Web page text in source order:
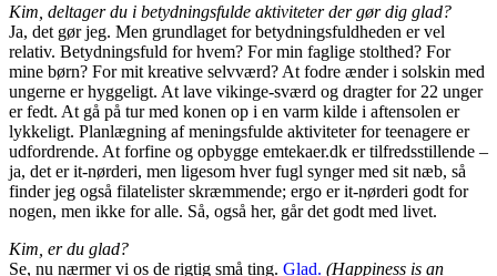
Kim, deltager du i betydningsfulde aktiviteter der gør dig glad?
Ja, det gør jeg. Men grundlaget for betydningsfuldheden er vel
relativ. Betydningsfuld for hvem? For min faglige stolthed? For
mine børn? For mit kreative selvværd? At fodre ænder i solskin med
ungerne er hyggeligt. At lave vikinge-sværd og dragter for 22 unger
er fedt. At gå på tur med konen op i en varm kilde i aftensolen er
lykkeligt. Planlægning af meningsfulde aktiviteter for teenagere er
udfordrende. At forfine og opbygge emtekaer.dk er tilfredsstillende –
ja, det er it-nørderi, men ligesom hver fugl synger med sit næb, så
finder jeg også filatelister skræmmende; ergo er it-nørderi godt for
nogen, men ikke for alle. Så, også her, går det godt med livet.
Kim, er du glad?
Se, nu nærmer vi os de rigtig små ting. Glad. (Happiness is an